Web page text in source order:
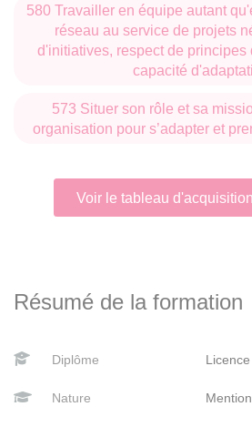
580 Travailler en équipe autant
réseau au service de projets
d'initiatives, respect de principes
capacité
573 Situer son rôle et sa
organisation pour s’adapter et
Voir le tableau
Résumé de la formation
Diplôme Licence
Nature Mention